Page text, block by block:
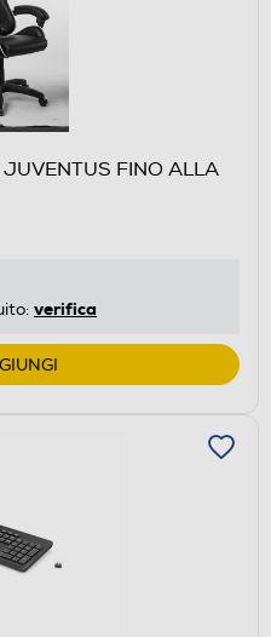
FINO ALLA
verifica